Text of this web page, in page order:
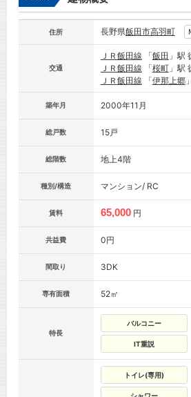
住所 長野県飯田市高羽町
交通
ＪＲ飯田線 「飯田 」駅
ＪＲ飯田線 「桜町」駅
ＪＲ飯田線 「伊那上郷
築年月 2000年11月
総戸数 15戸
総階数 地上4階
種別/構造 マンション/ RC
賃料 65,000 円
共益費 0円
間取り 3DK
専有面積 52㎡
特長
バルコニー
IT重説
トイレ(専用)